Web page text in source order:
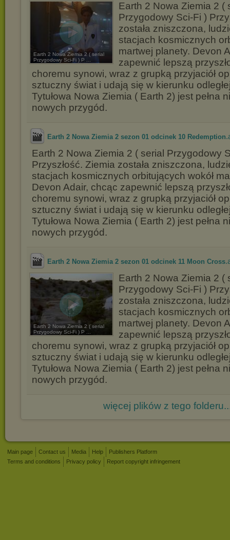
Earth 2 Nowa Ziemia 2 ( serial
Przygodowy Sci-Fi ) P ...
Earth 2 Nowa Ziemia 2 (
Przygodowy Sci-Fi )
została zniszczona,
stacjach kosmicznych
martwej planety. Devon
zapewnić lepszą
choremu synowi, wraz z grupką przyjaciół
sztuczny świat i udają się w kierunku
Tytułowa Nowa Ziemia ( Earth 2) jest pełna
nowych przygód.
Earth 2 Nowa Ziemia 2 sezon 01 odcinek 10 Redemption
Earth 2 Nowa Ziemia 2 ( serial Przygodowy
Przyszłość. Ziemia została zniszczona,
stacjach kosmicznych orbitujących wokół
Devon Adair, chcąc zapewnić lepszą
choremu synowi, wraz z grupką przyjaciół
sztuczny świat i udają się w kierunku
Tytułowa Nowa Ziemia ( Earth 2) jest pełna
nowych przygód.
Earth 2 Nowa Ziemia 2 sezon 01 odcinek 11 Moon Cross
Earth 2 Nowa Ziemia 2 ( serial
Przygodowy Sci-Fi ) P ...
Earth 2 Nowa Ziemia 2 (
Przygodowy Sci-Fi )
została zniszczona,
stacjach kosmicznych
martwej planety. Devon
zapewnić lepszą
choremu synowi, wraz z grupką przyjaciół
sztuczny świat i udają się w kierunku
Tytułowa Nowa Ziemia ( Earth 2) jest pełna
nowych przygód.
więcej plików z tego
Main page Contact us Media Help
Publishers Platform
Terms and conditions
Privacy policy Report copyright infringement